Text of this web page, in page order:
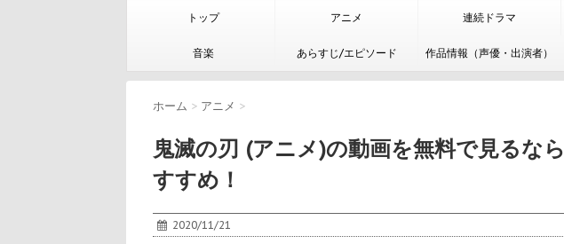
トップ アニメ 連続ドラマ
音楽 あらすじ/エピソード 作品情報（声優・出演者）
ホーム > アニメ >
鬼滅の刃 (アニメ)の動画を無料で見るな
すすめ！
2020/11/21